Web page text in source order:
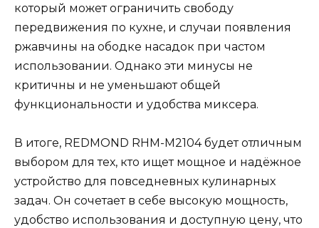
который может ограничить свободу
передвижения по кухне, и случаи появления
ржавчины на ободке насадок при частом
использовании. Однако эти минусы не
критичны и не уменьшают общей
функциональности и удобства миксера.
В итоге, REDMOND RHM-M2104 будет отличным
выбором для тех, кто ищет мощное и надёжное
устройство для повседневных кулинарных
задач. Он сочетает в себе высокую мощность,
удобство использования и доступную цену, что